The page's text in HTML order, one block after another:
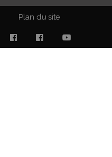
Plan du site